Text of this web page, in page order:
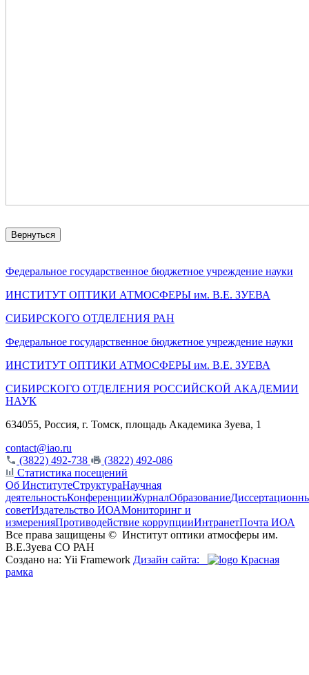
Вернуться
Федеральное государственное бюджетное учреждение науки
ИНСТИТУТ ОПТИКИ АТМОСФЕРЫ им. В.Е. ЗУЕВА
СИБИРСКОГО ОТДЕЛЕНИЯ РАН
Федеральное государственное бюджетное учреждение науки
ИНСТИТУТ ОПТИКИ АТМОСФЕРЫ им. В.Е. ЗУЕВА
СИБИРСКОГО ОТДЕЛЕНИЯ РОССИЙСКОЙ АКАДЕМИИ
НАУК
634055, Россия, г. Томск, площадь Академика Зуева, 1
contact@iao.ru
(3822) 492-738
(3822) 492-086
Статистика посещений
Об ИнститутеСтруктураНаучная
деятельностьКонференцииЖурналОбразование
советИздательство ИОАМониторинг и
измеренияПротиводействие коррупцииИнтранетПочта ИОА
Все права защищены © Институт оптики атмосферы им.
В.Е.Зуева СО РАН
Создано на: Yii Framework Дизайн сайта:
Красная
рамка